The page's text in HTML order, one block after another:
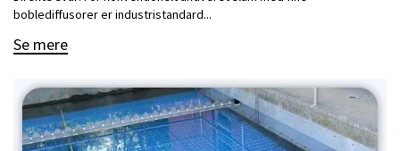
boblediffusorer er industristandard...
Se mere